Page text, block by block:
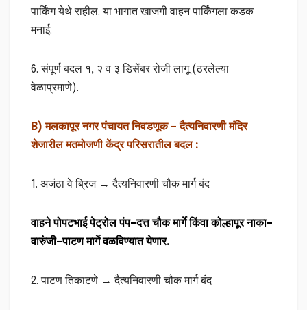
पार्किंग येथे राहील. या भागात खाजगी वाहन पार्किंगला कडक
मनाई.
6. संपूर्ण बदल १, २ व ३ डिसेंबर रोजी लागू (ठरलेल्या
वेळाप्रमाणे).
B) मलकापूर नगर पंचायत निवडणूक – दैत्यनिवारणी मंदिर
शेजारील मतमोजणी केंद्र परिसरातील बदल :
1. अजंठा वे ब्रिज → दैत्यनिवारणी चौक मार्ग बंद
वाहने पोपटभाई पेट्रोल पंप–दत्त चौक मार्गे किंवा कोल्हापूर नाका–
वारुंजी–पाटण मार्गे वळविण्यात येणार.
2. पाटण तिकाटणे → दैत्यनिवारणी चौक मार्ग बंद